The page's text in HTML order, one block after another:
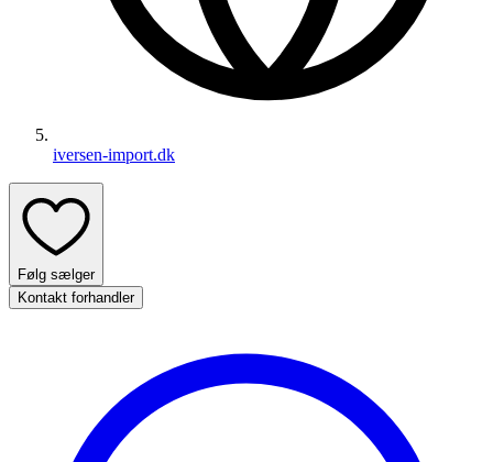
iversen-import.dk
Følg sælger
Kontakt forhandler